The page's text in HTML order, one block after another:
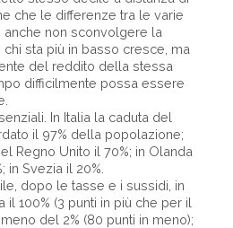
che le differenze tra le varie
non sconvolgere la
sta più in basso cresce, ma
del reddito della stessa
difficilmente possa essere
In Italia la caduta del
il 97% della popolazione;
Regno Unito il 70%; in Olanda
in Svezia il 20%.
dopo le tasse e i sussidi, in
il 100% (3 punti in più che per il
del 2% (80 punti in meno);